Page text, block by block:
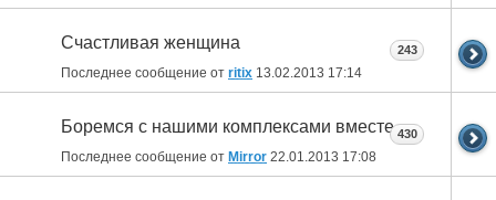
Счастливая женщина
Последнее сообщение от ritix 13.02.2013 17:14
243
Боремся с нашими комплексами вместе
Последнее сообщение от Mirror 22.01.2013 17:08
430